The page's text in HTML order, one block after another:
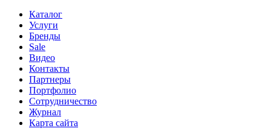
Каталог
Услуги
Бренды
Sale
Видео
Контакты
Партнеры
Портфолио
Сотрудничество
Журнал
Карта сайта